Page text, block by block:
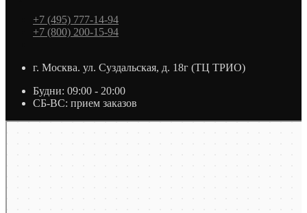
+7 (495) 777-14-94
+7 (800) 200-15-94
г. Москва. ул. Суздальская, д. 18г (ТЦ ТРИО)
Будни: 09:00 - 20:00
СБ-ВС: прием заказов